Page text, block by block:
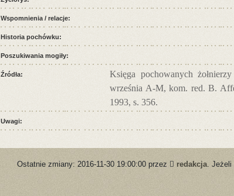
Wspomnienia / relacje:
Historia pochówku:
Poszukiwania mogiły:
Źródła:
Księga pochowanych
września A-M, kom. red. B.
1993, s. 356.
Uwagi:
Ostatnie zmiany: 2016-11-30 19:00:00 przez redakcja. Jeżeli